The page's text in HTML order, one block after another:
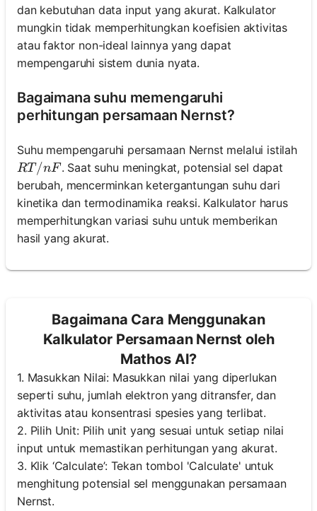
dan kebutuhan data input yang akurat. Kalkulator
mungkin tidak memperhitungkan koefisien aktivitas
atau faktor non-ideal lainnya yang dapat
mempengaruhi sistem dunia nyata.
Bagaimana suhu memengaruhi
perhitungan persamaan Nernst?
Suhu mempengaruhi persamaan Nernst melalui istilah
RT/nF
RT /nF. Saat suhu meningkat, potensial sel dapat
berubah, mencerminkan ketergantungan suhu dari
kinetika dan termodinamika reaksi. Kalkulator harus
memperhitungkan variasi suhu untuk memberikan
hasil yang akurat.
Bagaimana Cara Menggunakan
Kalkulator Persamaan Nernst oleh
Mathos AI?
1. Masukkan Nilai: Masukkan nilai yang diperlukan
seperti suhu, jumlah elektron yang ditransfer, dan
aktivitas atau konsentrasi spesies yang terlibat.
2. Pilih Unit: Pilih unit yang sesuai untuk setiap nilai
input untuk memastikan perhitungan yang akurat.
3. Klik ‘Calculate’: Tekan tombol 'Calculate' untuk
menghitung potensial sel menggunakan persamaan
Nernst.